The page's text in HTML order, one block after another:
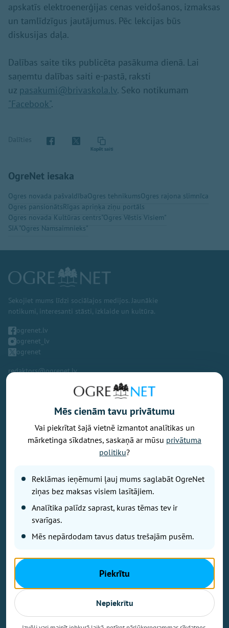
apskatīs elektroenerģijas cenas veidošanos, izmaksas
un tamlīdzīgus jautājumus. Pēc lekcijas būs
diskusijas daļa.
Dalības saite tiks publicēta pasākuma dienā. Lai
saņemtu dalības saiti e-pastā, raksti
uz pasakumi@brivaskola.lv. Seko notikumam
"Facebook".
Dalīties
Kopēt saiti
OgreNet iesaka
Ogres novada pašvaldībaOgres tehnikumsOgres rajona slimnīca
Ogres pansionātsRīgas apriņķa ziņu portāls
Ogres novada Kultūras centrs"Ogres Vēstis Visiem"
SIA "Ogres Namsaimnieks"
Sekojiet mums līdzi sociālajos medijos. Jaunākie
notikumi, interesanti stāsti, izklaide un kultūra.
ogrenet.lv
ogrenet_lv
ogrenet
redaktors@ogrenet.lv
Vēlaties izteikt savu viedokli par portālu? Pamanījāt kļūdu? Ir
problēma, ko vēlaties apspriest publiski? Vēlaties iesūtīt rakstu par
Jums aktuālu tēmu? Varbūt Jums vajadzīgs padoms? Rakstiet uz
Izdevējs: SIA "Ogres Balss".
Juridiskā adrese: Lāčplēša iela 24
Ētikas kodeks
Autortiesības
Kontakti
Reklāma
Autortiesības © Ogrenet 2026.
Mēs cienām tavu privātumu
Vai piekrītat šajā vietnē izmantot analītikas un
mārketinga sīkdatnes, saskaņā ar mūsu privātuma
politiku?
Reklāmas ieņēmumi ļauj mums saglabāt OgreNet
ziņas bez maksas visiem lasītājiem.
Analītika palīdz saprast, kuras tēmas tev ir
svarīgas.
Mēs nepārdodam tavus datus trešajām pusēm.
Piekrītu
Nepiekrītu